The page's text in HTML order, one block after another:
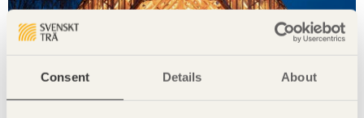
Consent Details About